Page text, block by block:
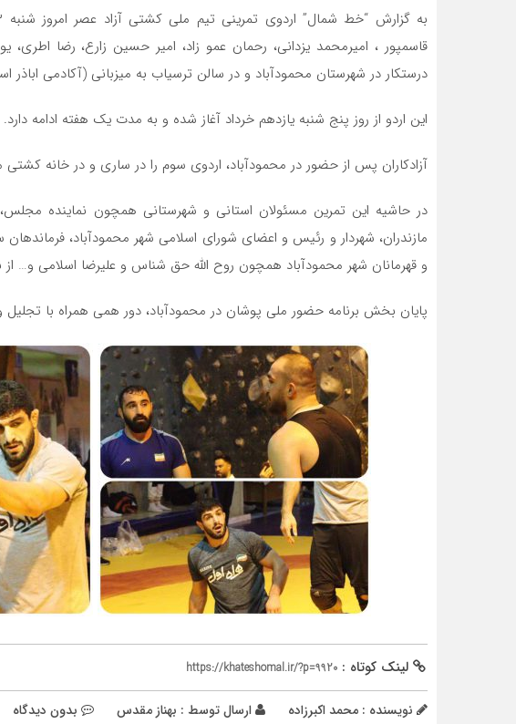
قاسمپور ، امیرمحمد یزدانی، رحمان عمو زاد، امیر حسین زارع، رضا
درستکار در شهرستان محمودآباد و در سالن ترسیاب به میزبانی (آکادمی اباذر
این اردو از روز پنج شنبه یازدهم خرداد آغاز شده و به مدت یک هفته ادامه دارد.
آزادکاران پس از حضور در محمودآباد، اردوی سوم را در ساری و در خانه کشتی
در حاشیه این تمرین مسئولان استانی و شهرستانی همچون نماینده
مازندران، شهردار و رئیس و اعضای شورای اسلامی شهر محمودآباد،
و قهرمانان شهر محمودآباد همچون روح الله حق شناس و علیرضا اسلامی و…
پایان بخش برنامه حضور ملی پوشان در محمودآباد، دور همی همراه با
لینک کوتاه : https://khateshomal.ir/?p=9920
نویسنده : محمد اکبرزاده ارسال توسط : بهناز مقدس بدون دیدگاه